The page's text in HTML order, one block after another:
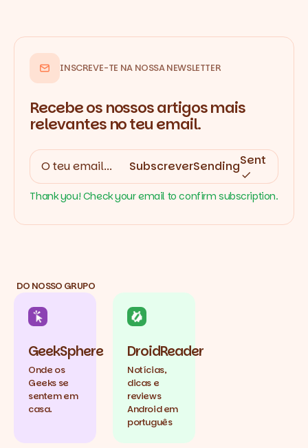
INSCREVE-TE NA NOSSA NEWSLETTER
Recebe os nossos artigos mais
relevantes no teu email.
SubscreverSendingSent
Thank you! Check your email to confirm subscription.
DO NOSSO GRUPO
GeekSphere
Onde os
Geeks se
sentem em
casa.
DroidReader
Notícias,
dicas e
reviews
Android em
português